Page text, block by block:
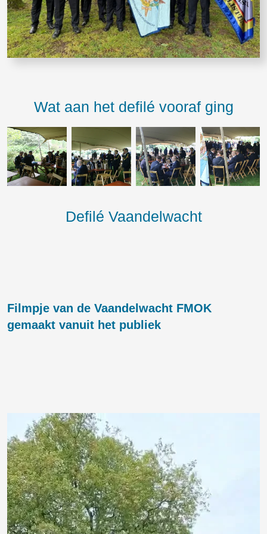
Wat aan het defilé vooraf ging
Defilé Vaandelwacht
Filmpje van de Vaandelwacht FMOK
gemaakt vanuit het publiek